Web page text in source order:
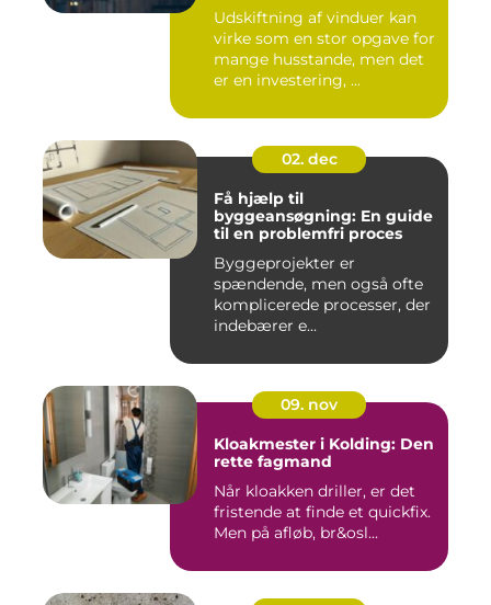
Udskiftning af vinduer kan
virke som en stor opgave for
mange husstande, men det
er en investering, ...
02. dec
Få hjælp til
byggeansøgning: En guide
til en problemfri proces
Byggeprojekter er
spændende, men også ofte
komplicerede processer, der
indebærer e...
09. nov
Kloakmester i Kolding: Den
rette fagmand
Når kloakken driller, er det
fristende at finde et quickfix.
Men på afløb, br&osl...